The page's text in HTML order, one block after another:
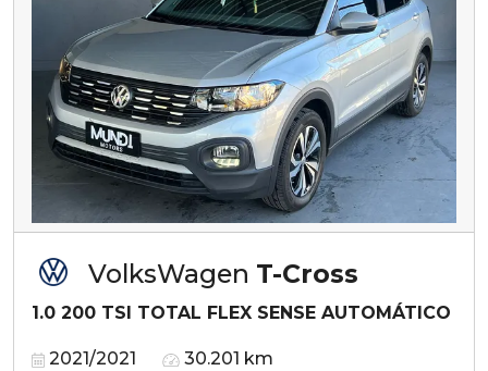
VolksWagen T-Cross
1.0 200 TSI TOTAL FLEX SENSE AUTOMÁTICO
2021/2021 30.201 km